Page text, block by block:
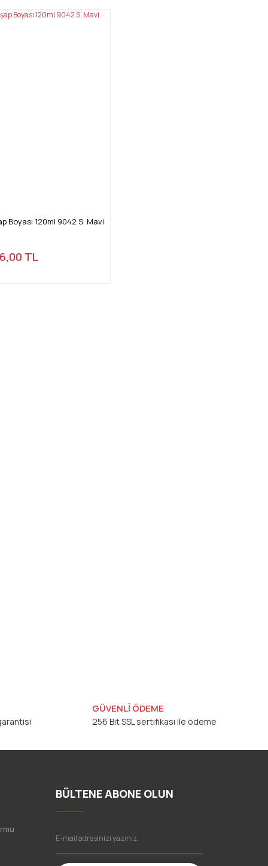
Boyası 120ml 9042 S. Mavi
TL
GÜVENLİ ÖDEME
256 Bit SSL sertifikası ile ödeme
BÜLTENE ABONE OLUN